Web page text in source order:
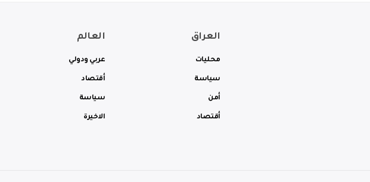
العراق
محليات
سياسة
أمن
أقتصاد
العالم
عربي ودولي
أقتصاد
سياسة
الاخيرة